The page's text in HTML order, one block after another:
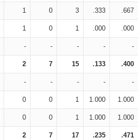
1 0 3 .333 .667
1 0 1 .000 .000
- - - - -
2 7 15 .133 .400
- - - - -
0 0 1 1.000 1.000
0 0 1 1.000 1.000
2 7 17 .235 .471